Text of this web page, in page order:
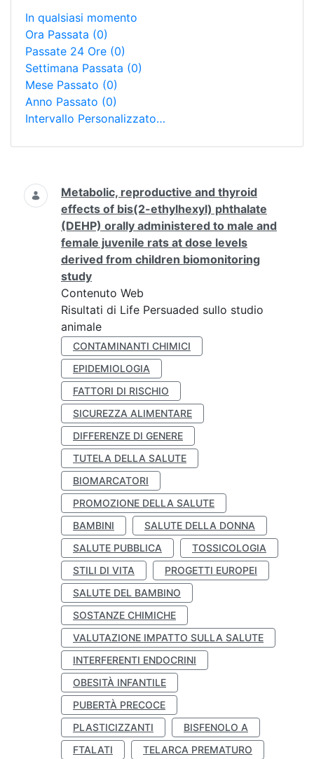
In qualsiasi momento
Ora Passata (0)
Passate 24 Ore (0)
Settimana Passata (0)
Mese Passato (0)
Anno Passato (0)
Intervallo Personalizzato…
Ricerca
Metabolic, reproductive and thyroid
effects of bis(2-ethylhexyl) phthalate
(DEHP) orally administered to male and
female juvenile rats at dose levels
derived from children biomonitoring
study
Contenuto Web
Risultati di Life Persuaded sullo studio
animale
CONTAMINANTI CHIMICI
EPIDEMIOLOGIA
FATTORI DI RISCHIO
SICUREZZA ALIMENTARE
DIFFERENZE DI GENERE
TUTELA DELLA SALUTE
BIOMARCATORI
PROMOZIONE DELLA SALUTE
BAMBINI
SALUTE DELLA DONNA
SALUTE PUBBLICA
TOSSICOLOGIA
STILI DI VITA
PROGETTI EUROPEI
SALUTE DEL BAMBINO
SOSTANZE CHIMICHE
VALUTAZIONE IMPATTO SULLA SALUTE
INTERFERENTI ENDOCRINI
OBESITÀ INFANTILE
PUBERTÀ PRECOCE
PLASTICIZZANTI
BISFENOLO A
FTALATI
TELARCA PREMATURO